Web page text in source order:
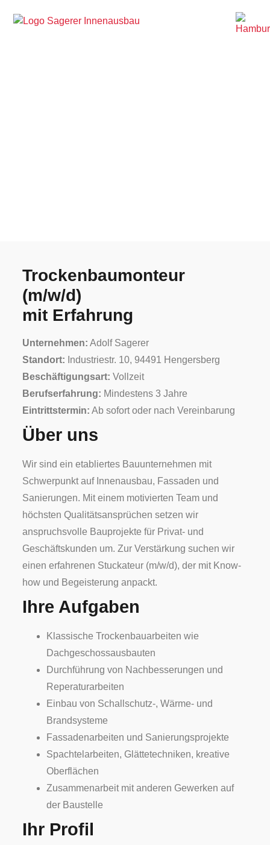
Trockenbaumonteur
(m/w/d)
mit Erfahrung
Unternehmen: Adolf Sagerer
Standort: Industriestr. 10, 94491 Hengersberg
Beschäftigungsart: Vollzeit
Berufserfahrung: Mindestens 3 Jahre
Eintrittstermin: Ab sofort oder nach Vereinbarung
Über uns
Wir sind ein etabliertes Bauunternehmen mit
Schwerpunkt auf Innenausbau, Fassaden und
Sanierungen. Mit einem motivierten Team und
höchsten Qualitätsansprüchen setzen wir
anspruchsvolle Bauprojekte für Privat- und
Geschäftskunden um. Zur Verstärkung suchen wir
einen erfahrenen Stuckateur (m/w/d), der mit Know-
how und Begeisterung anpackt.
Ihre Aufgaben
Klassische Trockenbauarbeiten wie
Dachgeschossausbauten
Durchführung von Nachbesserungen und
Reperaturarbeiten
Einbau von Schallschutz-, Wärme- und
Brandsysteme
Fassadenarbeiten und Sanierungsprojekte
Spachtelarbeiten, Glättetechniken, kreative
Oberflächen
Zusammenarbeit mit anderen Gewerken auf
der Baustelle
Ihr Profil